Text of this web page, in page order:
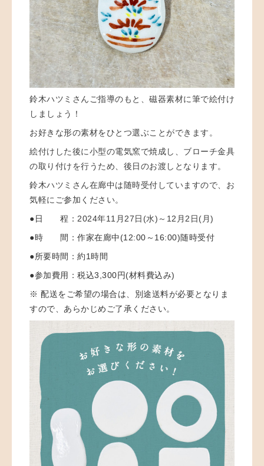
鈴木ハツミさんご指導のもと、磁器素材に筆で絵付け
しましょう！
お好きな形の素材をひとつ選ぶことができます。
絵付けした後に小型の電気窯で焼成し、ブローチ金具
の取り付けを行うため、後日のお渡しとなります。
鈴木ハツミさん在廊中は随時受付していますので、お
気軽にご参加ください。
●日 程： 2024年11月27日(水)～12月2日(月)
●時 間：作家在廊中(12:00～16:00)随時受付
●所要時間：約1時間
●参加費用： 税込3,300円(材料費込み)
※ 配送をご希望の場合は、別途送料が必要となりま
すので、あらかじめご了承ください。